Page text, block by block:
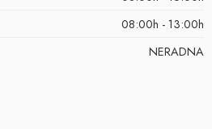
08:00h - 13:00h
NERADNA